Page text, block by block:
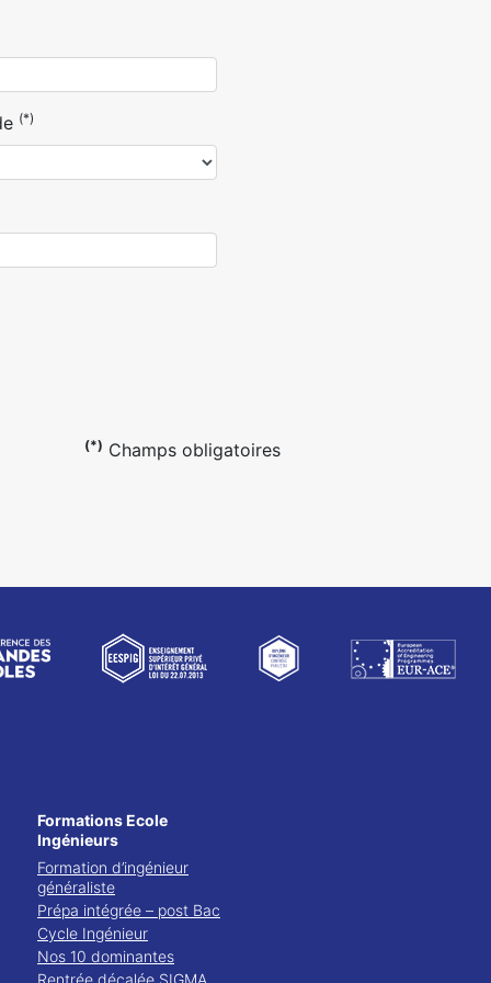
(*)
(*) Champs obligatoires
Formations Ecole
Ingénieurs
Formation d’ingénieur
généraliste
Prépa intégrée – post Bac
Cycle Ingénieur
Nos 10 dominantes